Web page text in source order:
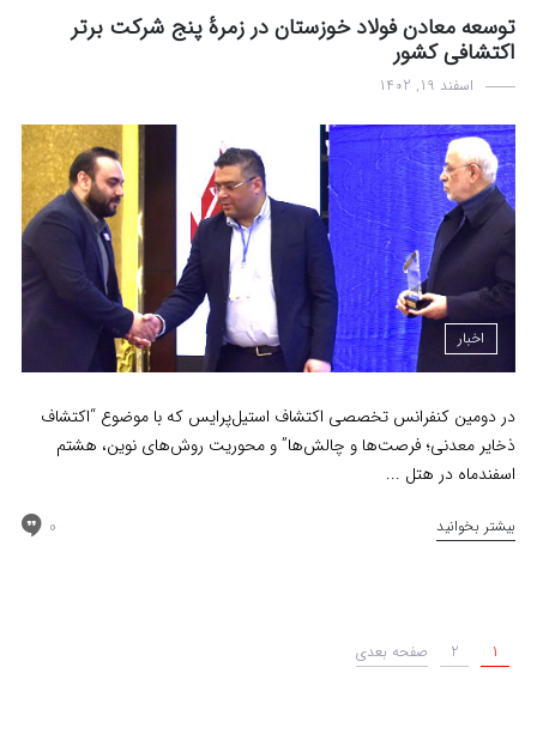
توسعه معادن فولاد خوزستان در زمرۀ پنج شرکت برتر
اکتشافی کشور
اسفند 19, 1402
اخبار
در دومین کنفرانس تخصصی اکتشاف استیل‌پرایس که با موضوع “اکتشاف
ذخایر معدنی؛ فرصت‌ها و چالش‌ها” و محوریت روش‌های نوین، هشتم
اسفندماه در هتل ...
بیشتر بخوانید 0
1
2 صفحه بعدی